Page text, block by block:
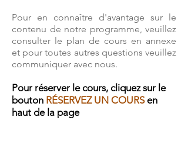
Pour en connaître d'avantage sur le
contenu de notre programme, veuillez
consulter le plan de cours en annexe
et pour toutes autres questions veuillez
communiquer avec nous.
Pour réserver le cours, cliquez sur le
bouton RÉSERVEZ UN COURSen
haut de la page